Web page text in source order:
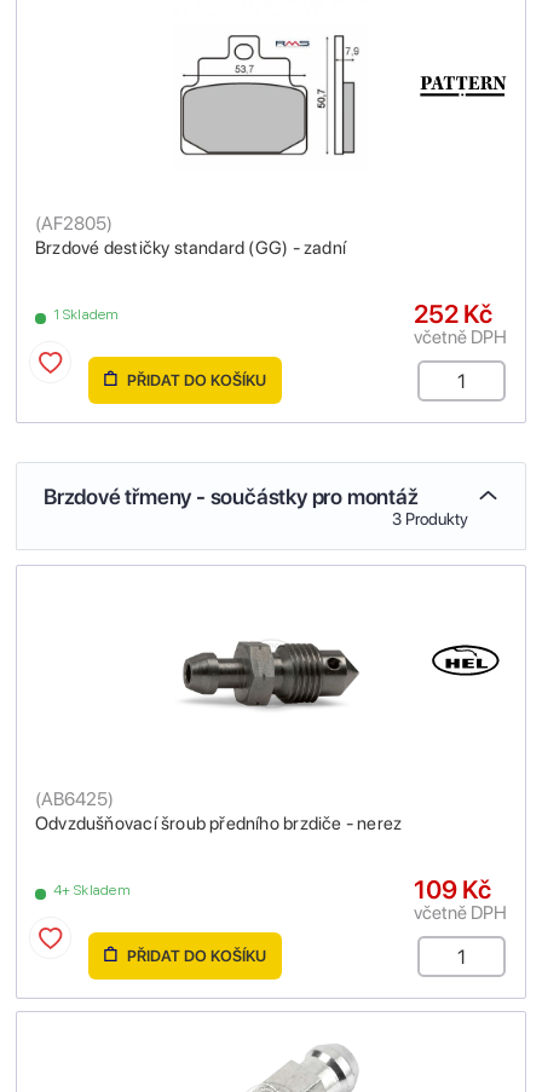
Brzdové destičky standard (GG) - zadní
(AF2805)
1 Skladem 252 Kč
včetně DPH
PŘIDAT DO KOŠÍKU
Brzdové třmeny - součástky pro montáž
3 Produkty
Odvzdušňovací šroub předního brzdiče - nerez
(AB6425)
4+ Skladem 109 Kč
včetně DPH
PŘIDAT DO KOŠÍKU